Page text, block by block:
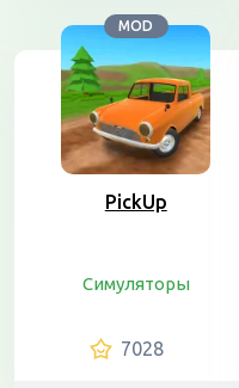
MOD
PickUp
Симуляторы
7028